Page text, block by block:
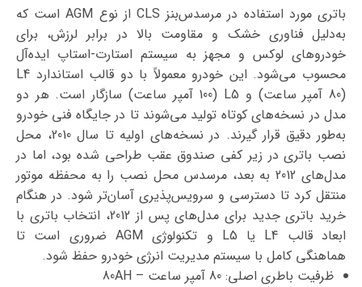
باتری مورد استفاده در مرسدس‌بنز CLS از نوع AGM است که
به‌دلیل فناوری خشک و مقاومت بالا در برابر لرزش، برای
خودروهای لوکس و مجهز به سیستم استارت-استاپ ایده‌آل
محسوب می‌شود. این خودرو معمولاً با دو قالب استاندارد L4
(80 آمپر ساعت) و L5 (100 آمپر ساعت) سازگار است. هر دو
مدل در نسخه‌های کوتاه تولید می‌شوند تا در جایگاه فنی خودرو
به‌طور دقیق قرار گیرند. در نسخه‌های اولیه تا سال 2010، محل
نصب باتری در زیر کفی صندوق عقب طراحی شده بود، اما در
مدل‌های 2012 به بعد، مرسدس محل نصب را به محفظه موتور
منتقل کرد تا دسترسی و سرویس‌پذیری آسان‌تر شود. در هنگام
خرید باتری جدید برای مدل‌های پس از 2012، انتخاب باتری با
ابعاد قالب L4 یا L5 و تکنولوژی AGM ضروری است تا
هماهنگی کامل با سیستم مدیریت انرژی خودرو حفظ شود.
ظرفیت باطری اصلی: 80 آمپر ساعت – 80AH